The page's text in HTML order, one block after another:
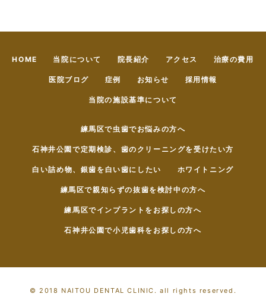
HOME 当院について 院長紹介 アクセス 治療の費用
医院ブログ 症例 お知らせ 採用情報
当院の施設基準について
練馬区で虫歯でお悩みの方へ
石神井公園で定期検診、歯のクリーニングを受けたい方
白い詰め物、銀歯を白い歯にしたい ホワイトニング
練馬区で親知らずの抜歯を検討中の方へ
練馬区でインプラントをお探しの方へ
石神井公園で小児歯科をお探しの方へ
© 2018 NAITOU DENTAL CLINIC. all rights reserved.